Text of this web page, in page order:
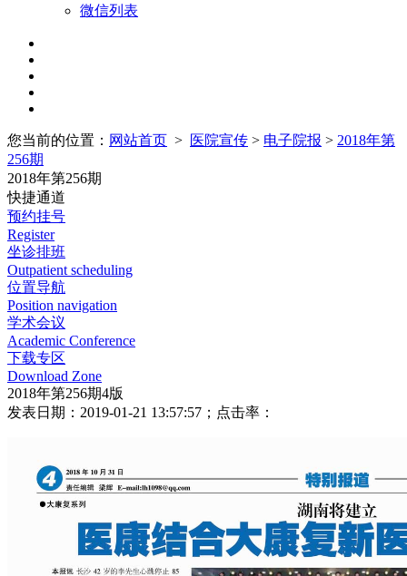
微信列表
您当前的位置： 网站首页 > 医院宣传 > 电子院报 > 2018年第
256期
2018年第256期
快捷通道
预约挂号
Register
坐诊排班
Outpatient scheduling
位置导航
Position navigation
学术会议
Academic Conference
下载专区
Download Zone
2018年第256期4版
发表日期：2019-01-21 13:57:57；点击率：